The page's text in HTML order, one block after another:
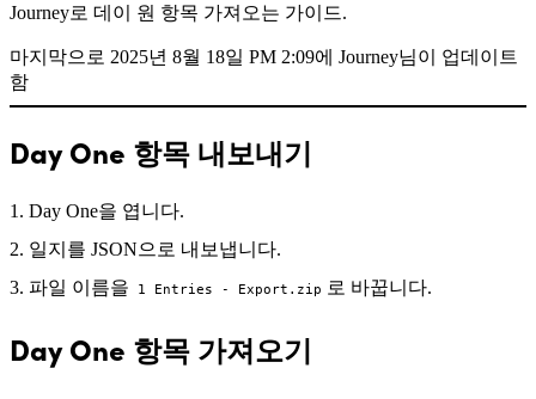
Journey로 데이 원 항목 가져오는 가이드.
마지막으로 2025년 8월 18일 PM 2:09에 Journey님이 업데이트
함
Day One 항목 내보내기
Day One을 엽니다.
일지를 JSON으로 내보냅니다.
파일 이름을
1 Entries - Export.zip 로 바꿉니다.
Day One 항목 가져오기